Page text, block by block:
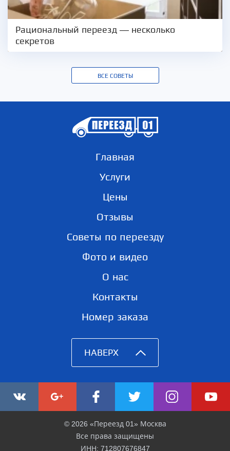
Рациональный переезд — несколько
секретов
ВСЕ СОВЕТЫ
Главная
Услуги
Цены
Отзывы
Советы по переезду
Фото и видео
О нас
Контакты
Номер заказа
НАВЕРХ
© 2026 «Переезд 01» Москва
Все права защищены
ИНН: 712807676847